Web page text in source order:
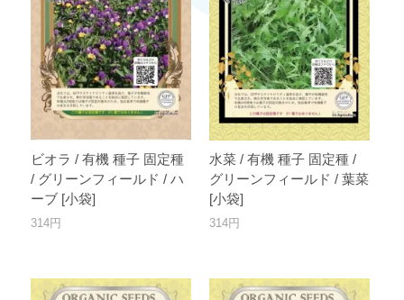
ビオラ / 有機 種子 固定種
/ グリーンフィールド / ハ
ーブ [小袋]
314円
水菜 / 有機 種子 固定種 /
グリーンフィールド / 葉菜
[小袋]
314円